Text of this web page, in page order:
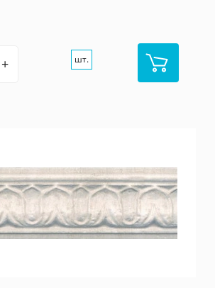
+ шт.